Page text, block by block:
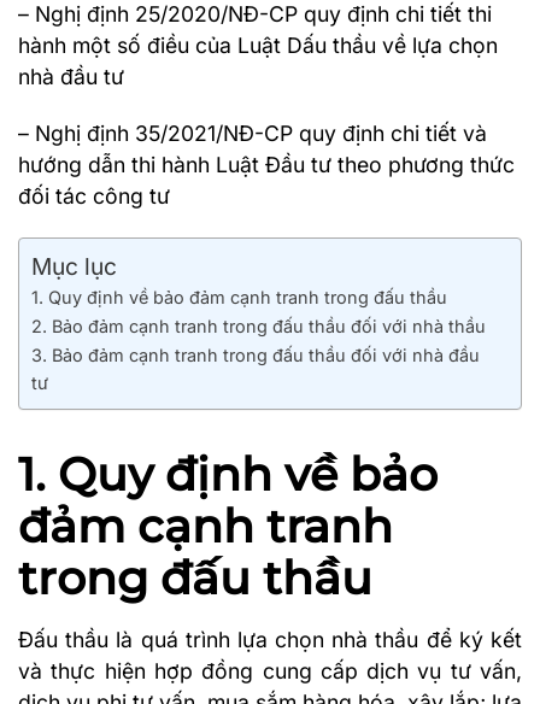
– Nghị định 25/2020/NĐ-CP quy định chi tiết thi
hành một số điều của Luật Dấu thầu về lựa chọn
nhà đầu tư
– Nghị định 35/2021/NĐ-CP quy định chi tiết và
hướng dẫn thi hành Luật Đầu tư theo phương thức
đối tác công tư
Mục lục
1. Quy định về bảo đảm cạnh tranh trong đấu thầu
2. Bảo đảm cạnh tranh trong đấu thầu đối với nhà thầu
3. Bảo đảm cạnh tranh trong đấu thầu đối với nhà đầu
tư
1. Quy định về bảo
đảm cạnh tranh
trong đấu thầu
Đấu thầu là quá trình lựa chọn nhà thầu để ký kết
và thực hiện hợp đồng cung cấp dịch vụ tư vấn,